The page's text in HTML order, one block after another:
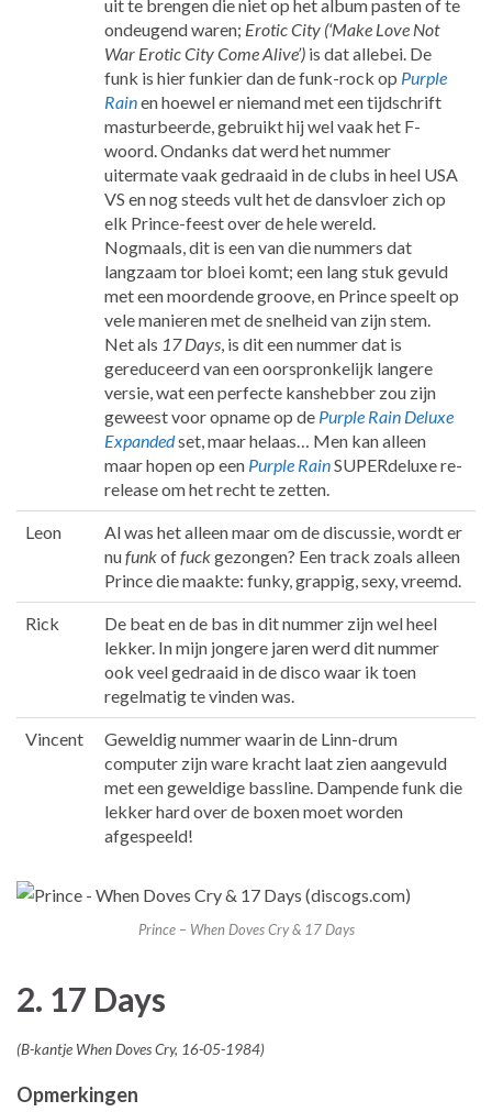
uit te brengen die niet op het album pasten of te
ondeugend waren; Erotic City (‘Make Love Not
War Erotic City Come Alive’) is dat allebei. De
funk is hier funkier dan de funk-rock op Purple
Rainen hoewel er niemand met een tijdschrift
masturbeerde, gebruikt hij wel vaak het F-
woord. Ondanks dat werd het nummer
uitermate vaak gedraaid in de clubs in heel USA
VS en nog steeds vult het de dansvloer zich op
elk Prince-feest over de hele wereld.
Nogmaals, dit is een van die nummers dat
langzaam tor bloei komt; een lang stuk gevuld
met een moordende groove, en Prince speelt op
vele manieren met de snelheid van zijn stem.
Net als 17 Days, is dit een nummer dat is
gereduceerd van een oorspronkelijk langere
versie, wat een perfecte kanshebber zou zijn
geweest voor opname op de Purple Rain Deluxe
Expandedset, maar helaas… Men kan alleen
maar hopen op een Purple RainSUPERdeluxe re-
release om het recht te zetten.
Leon
Al was het alleen maar om de discussie, wordt er
nufunkoffuckgezongen? Een track zoals alleen
Prince die maakte: funky, grappig, sexy, vreemd.
Rick
De beat en de bas in dit nummer zijn wel heel
lekker. In mijn jongere jaren werd dit nummer
ook veel gedraaid in de disco waar ik toen
regelmatig te vinden was.
Vincent
Geweldig nummer waarin de Linn-drum
computer zijn ware kracht laat zien aangevuld
met een geweldige bassline. Dampende funk die
lekker hard over de boxen moet worden
afgespeeld!
Prince – When Doves Cry & 17 Days
2. 17 Days
(B-kantje When Doves Cry, 16-05-1984)
Opmerkingen